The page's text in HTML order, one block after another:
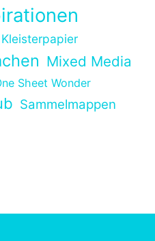
Kleisterpapier
Mixed Media
Sheet Wonder
Sammelmappen